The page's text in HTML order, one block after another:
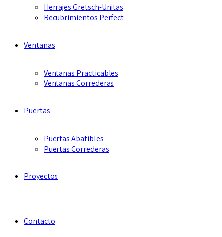
Herrajes Gretsch-Unitas
Recubrimientos Perfect
Ventanas
Ventanas Practicables
Ventanas Correderas
Puertas
Puertas Abatibles
Puertas Correderas
Proyectos
Contacto